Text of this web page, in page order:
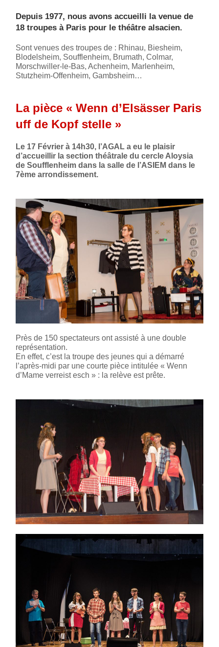
Depuis 1977, nous avons accueilli la venue de
18 troupes à Paris pour le théâtre alsacien.
Sont venues des troupes de : Rhinau, Biesheim,
Blodelsheim, Soufflenheim, Brumath, Colmar,
Morschwiller-le-Bas, Achenheim, Marlenheim,
Stutzheim-Offenheim, Gambsheim…
La pièce « Wenn d’Elsässer Paris
uff de Kopf stelle »
Le 17 Février à 14h30, l’AGAL a eu le plaisir
d’accueillir la section théâtrale du cercle Aloysia
de Soufflenheim dans la salle de l’ASIEM dans le
7ème arrondissement.
Près de 150 spectateurs ont assisté à une double
représentation.
En effet, c’est la troupe des jeunes qui a démarré
l’après-midi par une courte pièce intitulée « Wenn
d’Mame verreist esch » : la relève est prête.